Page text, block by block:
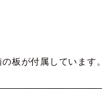
板が付属しています。